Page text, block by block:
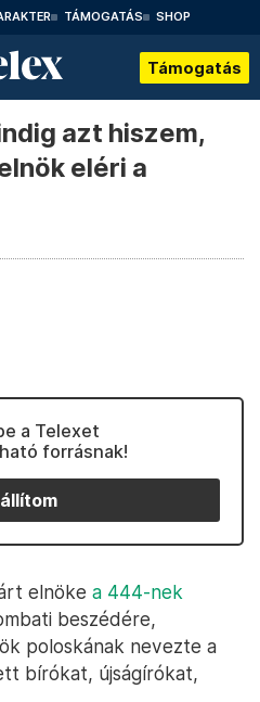
TÁMOGATÁS SHOP
Támogatás
azt hiszem,
eléri a
a Telexet
forrásnak!
elnöke a 444-nek
beszédére,
poloskának nevezte a
bírókat, újságírókat,